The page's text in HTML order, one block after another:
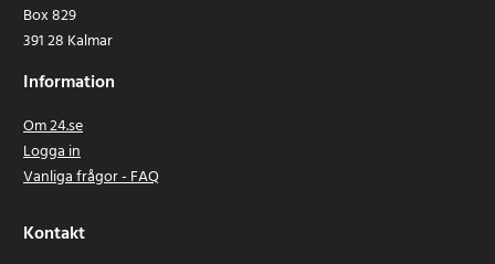
Box 829
391 28 Kalmar
Information
Om 24.se
Logga in
Vanliga frågor - FAQ
Kontakt